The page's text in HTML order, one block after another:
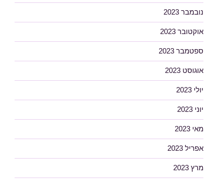
נובמבר 2023
אוקטובר 2023
ספטמבר 2023
אוגוסט 2023
יולי 2023
יוני 2023
מאי 2023
אפריל 2023
מרץ 2023